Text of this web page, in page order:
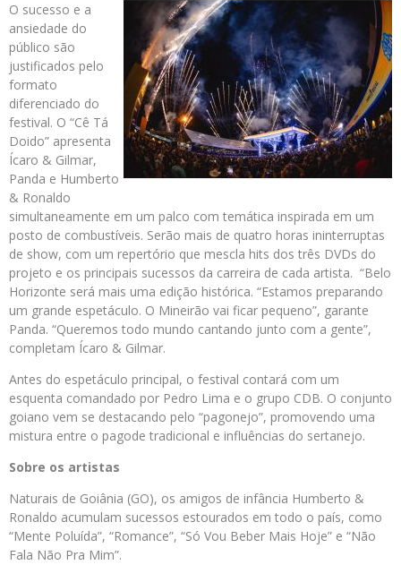
O sucesso e a
ansiedade do
público são
justificados pelo
formato
diferenciado do
festival. O “Cê Tá
Doido” apresenta
Ícaro & Gilmar,
Panda e Humberto
& Ronaldo
simultaneamente em um palco com temática inspirada em um
posto de combustíveis. Serão mais de quatro horas ininterruptas
de show, com um repertório que mescla hits dos três DVDs do
projeto e os principais sucessos da carreira de cada artista. “Belo
Horizonte será mais uma edição histórica. “Estamos preparando
um grande espetáculo. O Mineirão vai ficar pequeno”, garante
Panda. “Queremos todo mundo cantando junto com a gente”,
completam Ícaro & Gilmar.
Antes do espetáculo principal, o festival contará com um
esquenta comandado por Pedro Lima e o grupo CDB. O conjunto
goiano vem se destacando pelo “pagonejo”, promovendo uma
mistura entre o pagode tradicional e influências do sertanejo.
Sobre os artistas
Naturais de Goiânia (GO), os amigos de infância Humberto &
Ronaldo acumulam sucessos estourados em todo o país, como
“Mente Poluída”, “Romance”, “Só Vou Beber Mais Hoje” e “Não
Fala Não Pra Mim”.